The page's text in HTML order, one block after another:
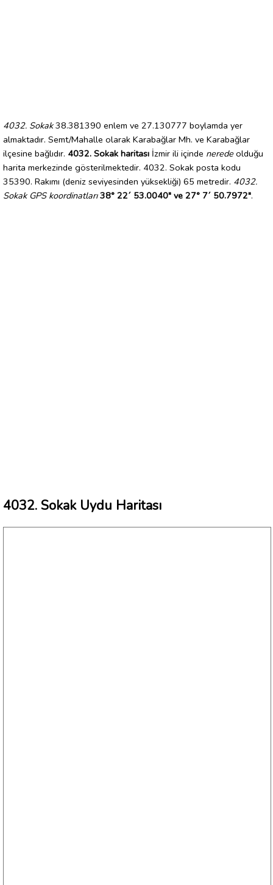
4032. Sokak38.381390 enlem ve 27.130777 boylamda yer
almaktadır. Semt/Mahalle olarak Karabağlar Mh. ve Karabağlar
ilçesine bağlıdır. 4032. Sokak haritası İzmir ili içinde nerede olduğu
harita merkezinde gösterilmektedir. 4032. Sokak posta kodu
35390. Rakımı (deniz seviyesinden yüksekliği) 65 metredir. 4032.
Sokak GPS koordinatları 38° 22´ 53.0040" ve 27° 7´ 50.7972".
4032. Sokak Uydu Haritası